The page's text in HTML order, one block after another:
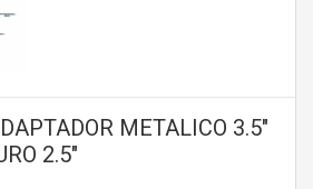
METALICO 3.5"
2.5"